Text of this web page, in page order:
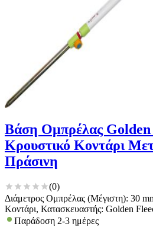
Βάση Ομπρέλας Golden
Κρουστικό Κοντάρι
Πράσινη
(0)
Διάμετρος Ομπρέλας (Μέγιστη): 30
Κοντάρι, Κατασκευαστής: Golden
Παράδοση 2-3 ημέρες